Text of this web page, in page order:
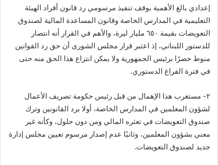
إعدادي بالغ الأهمية بوقف تنفيذ مرسومي رد قانون أفراد الهيئة
التعليمية في المدارس الخاصة وقانون المساعدة المالية لصندوق
التعويضات بقيمة ٦٥٠ مليار ليرة، والأهم في القرار أنه انتصار
للدستور اللبناني، إذ اعتبر قرار مجلس الشورى أن حق رد القوانين
منوط حصرًا برئيس الجمهورية ولا يمكن انتزاع هذا الحق منه حتى
في فترة الفراغ الدستوري.
٢- مستغرب هذا الإهمال من قبل رئيس حكومة تصريف الأعمال
لشؤون المعلمين في المدارس الخاصة، أولا برد القانونين وترك
صندوق التعويضات في تعثره المالي ومن دون حلول، وكأنه غير
معني بشؤون المعلمين، وثانيًا عدم إصدار مرسوم تعيين مجلس إدارة
جديد لصندوق التعويضات.